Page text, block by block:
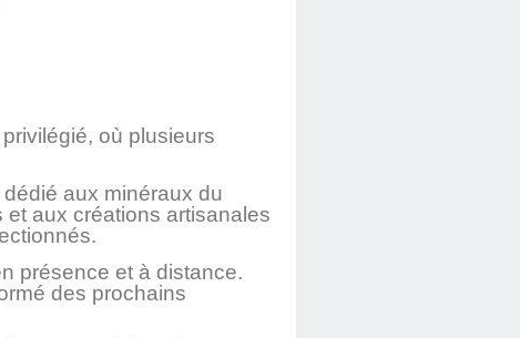
où plusieurs
aux minéraux du
aux créations artisanales
présence et à distance.
des prochains